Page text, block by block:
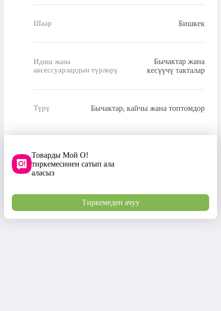
Шаар Бишкек
Идиш жана
аксессуарлардын түрлөрү
Бычактар ​​жана
кесүүчү такталар
Түрү Бычактар, кайчы жана топтомдор
Товарды Мой О!
тиркемесинен сатып ала
аласыз
Тиркемеден ачуу